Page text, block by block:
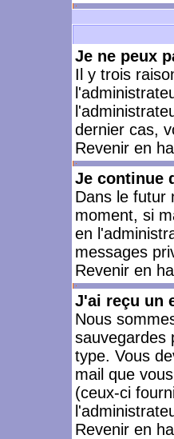
Je ne peux
Il y trois
dernier cas,
Revenir en
Je continue
Dans le futur
moment, si
en
messages
Revenir en
J'ai reçu un
Nous
sauvegardes
type. Vous
mail que
(ceux-ci
Revenir en